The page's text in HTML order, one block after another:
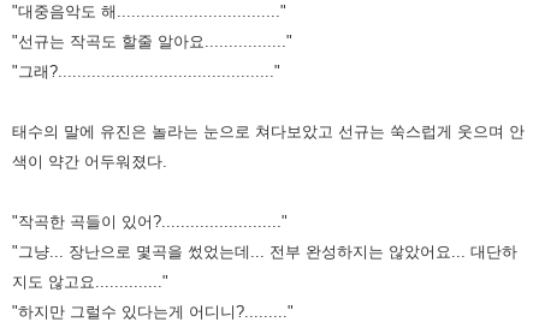
"대중음악도 해.................................."
"선규는 작곡도 할줄 알아요................."
"그래?............................................."
태수의 말에 유진은 놀라는 눈으로 쳐다보았고 선규는 쑥스럽게 웃으며 안
색이 약간 어두워졌다.
"작곡한 곡들이 있어?........................."
"그냥... 장난으로 몇곡을 썼었는데... 전부 완성하지는 않았어요... 대단하
지도 않고요.............."
"하지만 그럴수 있다는게 어디니?........."